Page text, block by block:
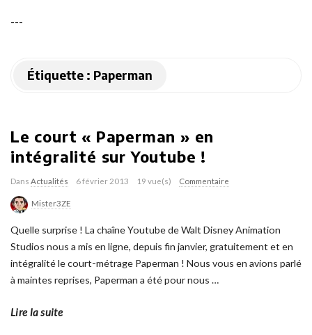
---
Étiquette : Paperman
Le court « Paperman » en
intégralité sur Youtube !
Dans Actualités 6 février 2013 19 vue(s) Commentaire
Mister3ZE
Quelle surprise ! La chaîne Youtube de Walt Disney Animation
Studios nous a mis en ligne, depuis fin janvier, gratuitement et en
intégralité le court-métrage Paperman ! Nous vous en avions parlé
à maintes reprises, Paperman a été pour nous …
Lire la suite